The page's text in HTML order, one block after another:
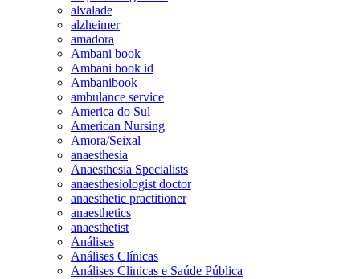
alvalade
alzheimer
amadora
Ambani book
Ambani book id
Ambanibook
ambulance service
America do Sul
American Nursing
Amora/Seixal
anaesthesia
Anaesthesia Specialists
anaesthesiologist doctor
anaesthetic practitioner
anaesthetics
anaesthetist
Análises
Análises Clínicas
Análises Clinicas e Saúde Pública